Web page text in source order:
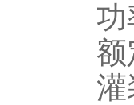
功
额